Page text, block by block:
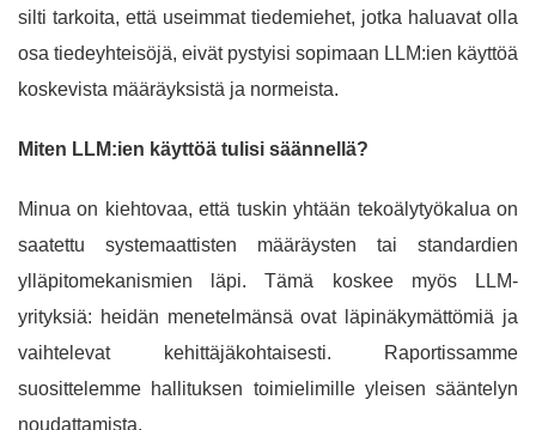
silti tarkoita, että useimmat tiedemiehet, jotka haluavat olla
osa tiedeyhteisöjä, eivät pystyisi sopimaan LLM:ien käyttöä
koskevista määräyksistä ja normeista.
Miten LLM:ien käyttöä tulisi säännellä?
Minua on kiehtovaa, että tuskin yhtään tekoälytyökalua on
saatettu systemaattisten määräysten tai standardien
ylläpitomekanismien läpi. Tämä koskee myös LLM-
yrityksiä: heidän menetelmänsä ovat läpinäkymättömiä ja
vaihtelevat kehittäjäkohtaisesti. Raportissamme
suosittelemme hallituksen toimielimille yleisen sääntelyn
noudattamista.